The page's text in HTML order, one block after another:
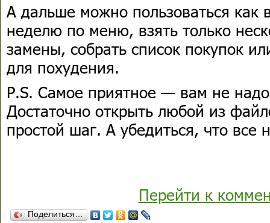
А дальше можно пользоваться как
неделю по меню, взять только
замены, собрать список покупок
для похудения.
P.S. Самое приятное — вам не
Достаточно открыть любой из
простой шаг. А убедиться, что все
Перейти к
Поделиться…